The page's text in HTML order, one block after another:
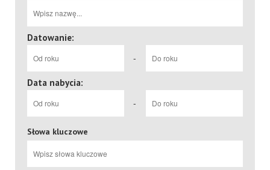
Datowanie:
-
Data nabycia:
-
Słowa kluczowe